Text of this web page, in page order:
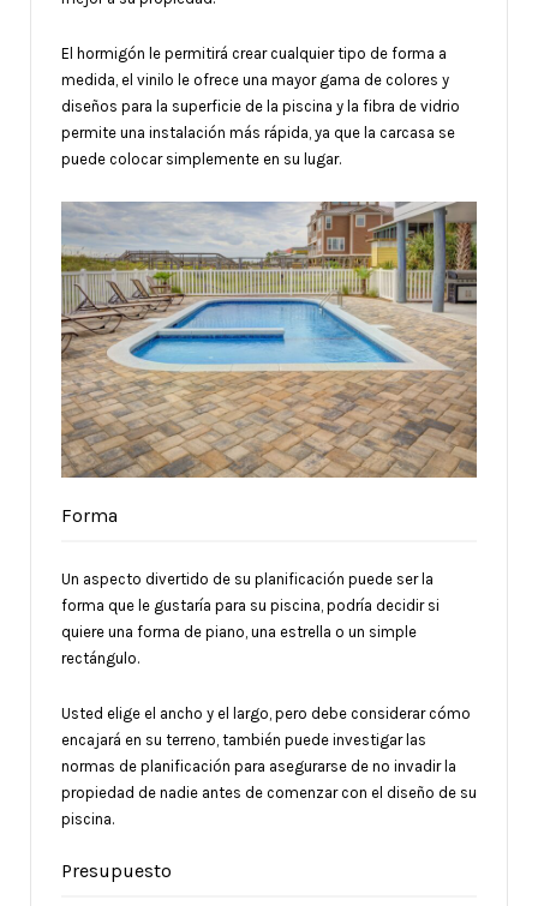
El hormigón le permitirá crear cualquier tipo de forma a
medida, el vinilo le ofrece una mayor gama de colores y
diseños para la superficie de la piscina y la fibra de vidrio
permite una instalación más rápida, ya que la carcasa se
puede colocar simplemente en su lugar.
Forma
Un aspecto divertido de su planificación puede ser la
forma que le gustaría para su piscina, podría decidir si
quiere una forma de piano, una estrella o un simple
rectángulo.
Usted elige el ancho y el largo, pero debe considerar cómo
encajará en su terreno, también puede investigar las
normas de planificación para asegurarse de no invadir la
propiedad de nadie antes de comenzar con el diseño de su
piscina.
Presupuesto